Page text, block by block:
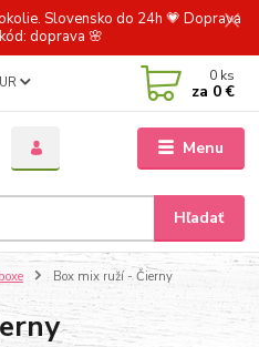
Slovensko do 24h 💗 Doprava
doprava 🌸
Menu
Hľadať
0 ks
za 0 €
Box mix ruží - Čierny